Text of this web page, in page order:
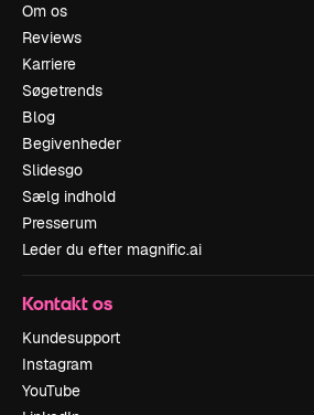
Om os
Reviews
Karriere
Søgetrends
Blog
Begivenheder
Slidesgo
Sælg indhold
Presserum
Leder du efter magnific.ai
Kontakt os
Kundesupport
Instagram
YouTube